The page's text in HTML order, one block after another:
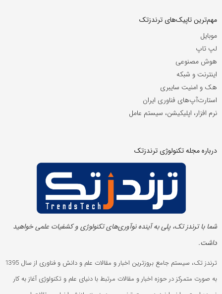
مهم‌ترین تاپیک‌های ترندزتک
موبایل
لپ تاپ
هوش مصنوعی
اینترنت و شبکه
هک و امنیت سایبری
استارت‌آپ‌های فناوری ایران
نرم افزار، اپلیکیشن، سیستم عامل
درباره مجله تکنولوژی ترندزتک
شما با ترندز تک، پلی به آینده‌ نوآوری‌های تکنولوژی و کشفیات علمی خواهید
داشت.
ترندز تک، سیستم جامع بروزترین اخبار و مقالات علم و دانش و فناوری از سال 1395
به صورت متمرکز در حوزه اخبار و مقالات مرتبط با دنیای علم و تکنولوژی آغاز به کار